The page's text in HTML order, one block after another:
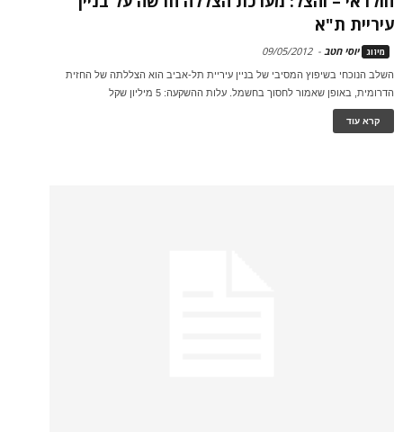
עיריית ת"א
מיזוג יוסי חטב -
09/05/2012
השלב הנוכחי בשיפוץ המסיבי של בניין עיריית תל-אביב הוא הצללתה של החזית
הדרומית, באופן שאמור לחסוך בחשמל. עלות ההשקעה: 5 מיליון שקל
קרא עוד